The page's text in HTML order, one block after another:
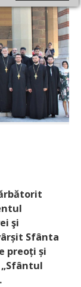
şi
Sfânta
preoți și